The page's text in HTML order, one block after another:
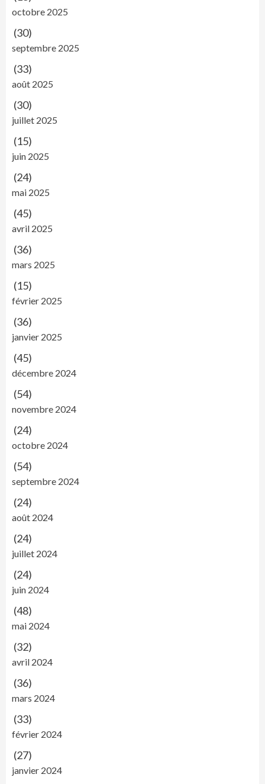
octobre 2025
(30)
septembre 2025
(33)
août 2025
(30)
juillet 2025
(15)
juin 2025
(24)
mai 2025
(45)
avril 2025
(36)
mars 2025
(15)
février 2025
(36)
janvier 2025
(45)
décembre 2024
(54)
novembre 2024
(24)
octobre 2024
(54)
septembre 2024
(24)
août 2024
(24)
juillet 2024
(24)
juin 2024
(48)
mai 2024
(32)
avril 2024
(36)
mars 2024
(33)
février 2024
(27)
janvier 2024